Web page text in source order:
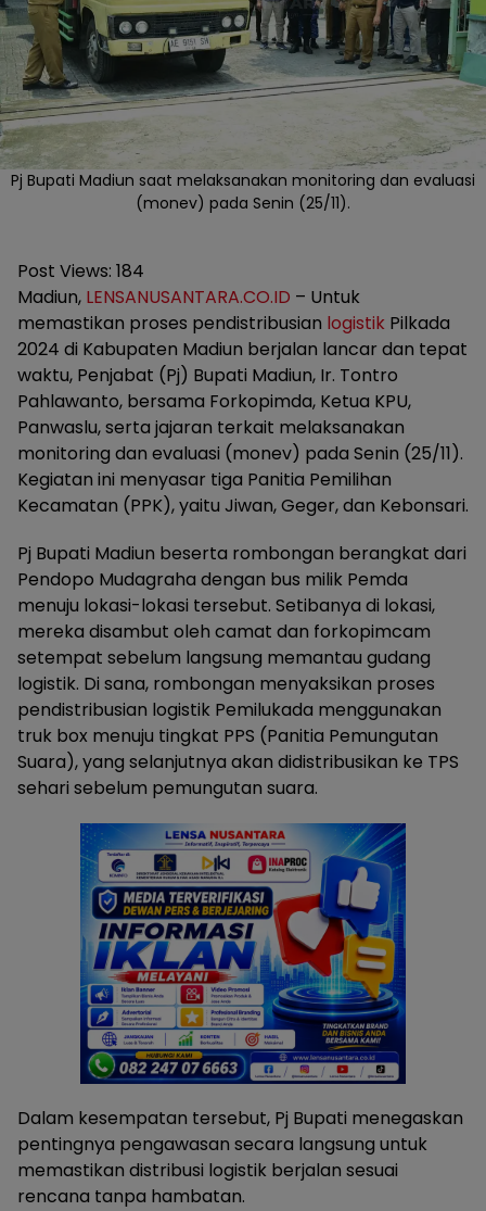
Pj Bupati Madiun saat melaksanakan monitoring dan evaluasi
(monev) pada Senin (25/11).
Post Views: 184
Madiun, LENSANUSANTARA.CO.ID – Untuk
memastikan proses pendistribusian logistik Pilkada
2024 di Kabupaten Madiun berjalan lancar dan tepat
waktu, Penjabat (Pj) Bupati Madiun, Ir. Tontro
Pahlawanto, bersama Forkopimda, Ketua KPU,
Panwaslu, serta jajaran terkait melaksanakan
monitoring dan evaluasi (monev) pada Senin (25/11).
Kegiatan ini menyasar tiga Panitia Pemilihan
Kecamatan (PPK), yaitu Jiwan, Geger, dan Kebonsari.
Pj Bupati Madiun beserta rombongan berangkat dari
Pendopo Mudagraha dengan bus milik Pemda
menuju lokasi-lokasi tersebut. Setibanya di lokasi,
mereka disambut oleh camat dan forkopimcam
setempat sebelum langsung memantau gudang
logistik. Di sana, rombongan menyaksikan proses
pendistribusian logistik Pemilukada menggunakan
truk box menuju tingkat PPS (Panitia Pemungutan
Suara), yang selanjutnya akan didistribusikan ke TPS
sehari sebelum pemungutan suara.
Dalam kesempatan tersebut, Pj Bupati menegaskan
pentingnya pengawasan secara langsung untuk
memastikan distribusi logistik berjalan sesuai
rencana tanpa hambatan.